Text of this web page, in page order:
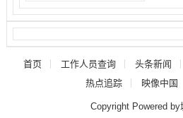
首页 工作人员查询 头条新闻
热点追踪
映像中国
Copyright Powered by